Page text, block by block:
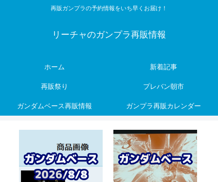
再販ガンプラの予約情報をいち早くお届け！
リーチャのガンプラ再販情報
ホーム 新着記事
再販祭り プレバン朝市
ガンダムベース再販情報 ガンプラ再販カレンダー